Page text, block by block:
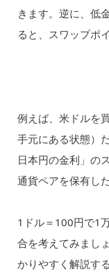
きます。逆に、低
ると、スワップポ
例えば、米ドルを
手元にある状態）
日本円の金利」の
通貨ペアを保有し
1ドル＝100円で1
合を考えてみまし
かりやすく解説す